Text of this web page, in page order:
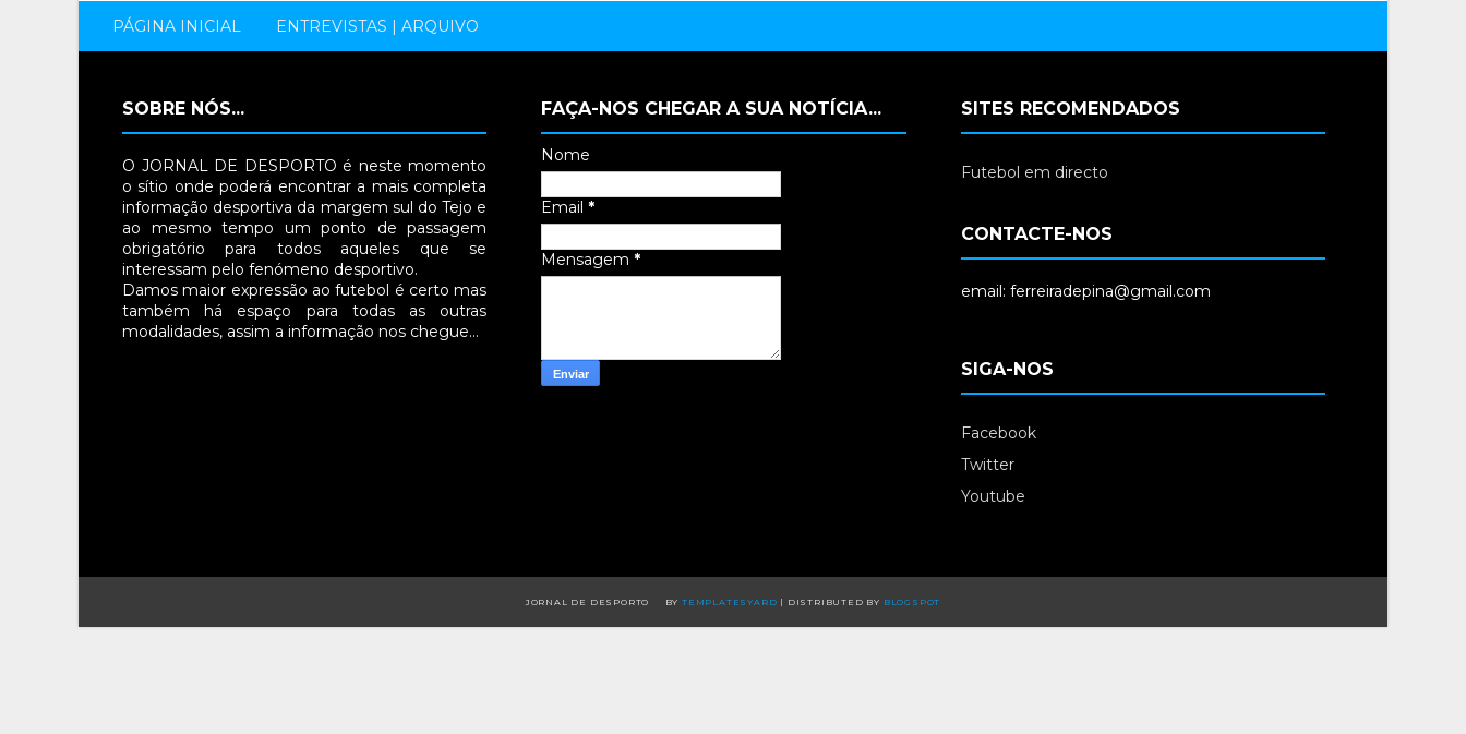
PÁGINA INICIAL ENTREVISTAS | ARQUIVO
SOBRE NÓS...
O JORNAL DE DESPORTO é neste momento
o sítio onde poderá encontrar a mais completa
informação desportiva da margem sul do Tejo e
ao mesmo tempo um ponto de passagem
obrigatório para todos aqueles que se
interessam pelo fenómeno desportivo.
Damos maior expressão ao futebol é certo mas
também há espaço para todas as outras
modalidades, assim a informação nos chegue…
FAÇA-NOS CHEGAR A SUA NOTÍCIA...
Nome
Email *
Mensagem *
SITES RECOMENDADOS
Futebol em directo
CONTACTE-NOS
email: ferreiradepina@gmail.com
SIGA-NOS
Facebook
Twitter
Youtube
JORNAL DE DESPORTO BY TEMPLATESYARD | DISTRIBUTED BY BLOGSPOT